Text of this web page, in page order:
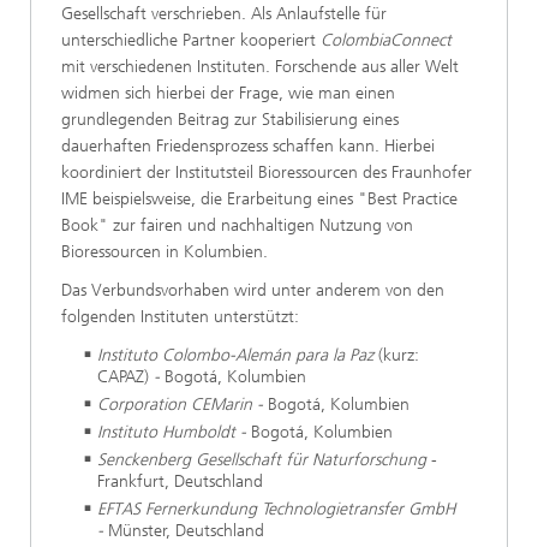
Gesellschaft verschrieben. Als Anlaufstelle für
unterschiedliche Partner kooperiert ColombiaConnect
mit verschiedenen Instituten. Forschende aus aller Welt
widmen sich hierbei der Frage, wie man einen
grundlegenden Beitrag zur Stabilisierung eines
dauerhaften Friedensprozess schaffen kann. Hierbei
koordiniert der Institutsteil Bioressourcen des Fraunhofer
IME beispielsweise, die Erarbeitung eines "Best Practice
Book" zur fairen und nachhaltigen Nutzung von
Bioressourcen in Kolumbien.
Das Verbundsvorhaben wird unter anderem von den
folgenden Instituten unterstützt:
Instituto Colombo-Alemán para la Paz(kurz:
CAPAZ) - Bogotá, Kolumbien
Corporation CEMarin - Bogotá, Kolumbien
Instituto Humboldt - Bogotá, Kolumbien
Senckenberg Gesellschaft für Naturforschung-
Frankfurt, Deutschland
EFTAS Fernerkundung Technologietransfer GmbH
- Münster, Deutschland